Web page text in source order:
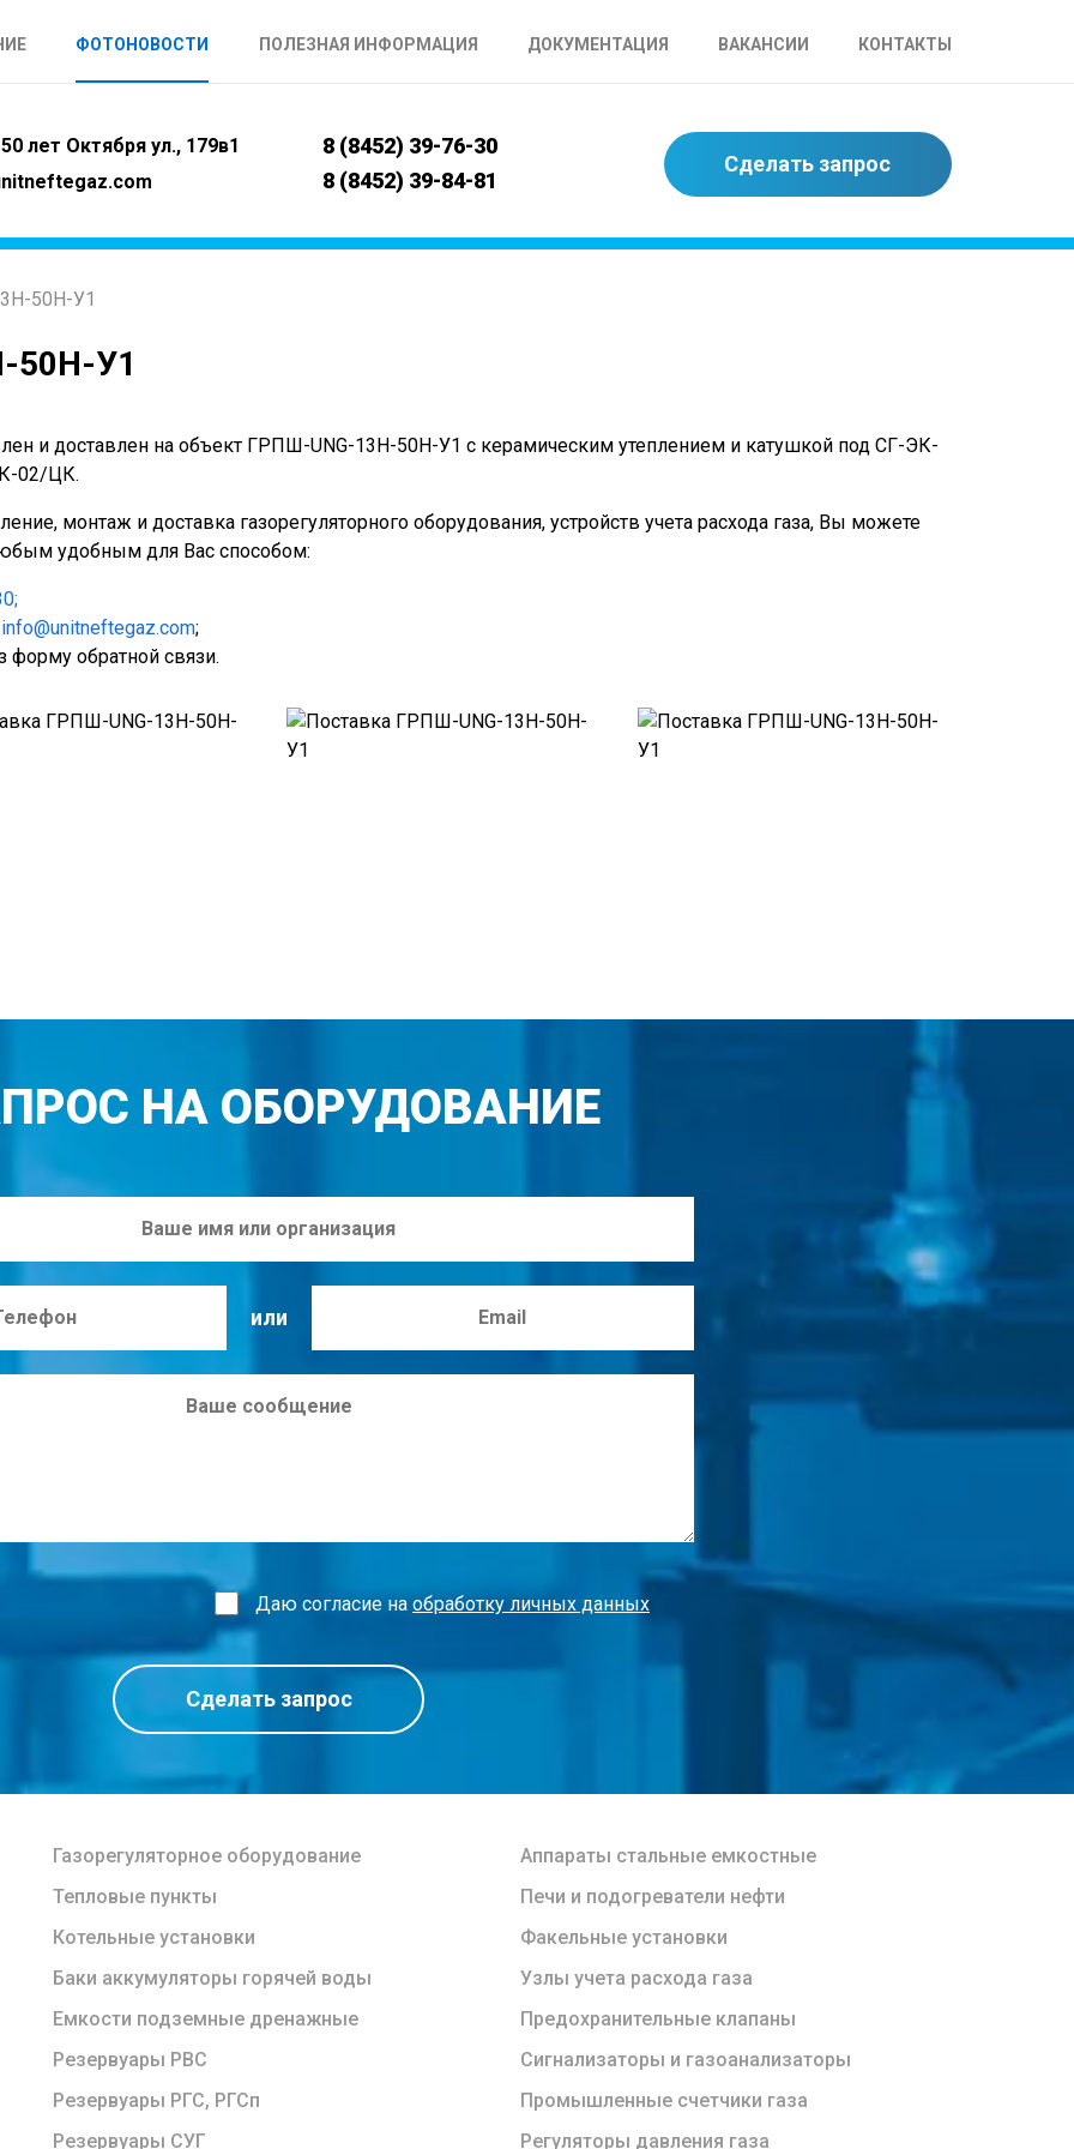
ФОТОНОВОСТИ ПОЛЕЗНАЯ ИНФОРМАЦИЯ ДОКУМЕНТАЦИЯ ВАКАНСИИ КОНТАКТЫ
50 лет Октября ул., 179в1
8 (8452) 39-76-30
8 (8452) 39-84-81
Сделать запрос
50Н-У1
50Н-У1
и доставлен на объект ГРПШ-UNG-13Н-50Н-У1 с керамическим утеплением и катушкой под СГ-ЭК-
02/ЦК.
монтаж и доставка газорегуляторного оборудования, устройств учета расхода газа, Вы можете
удобным для Вас способом:
info@unitneftegaz.com;
форму обратной связи.
НА ОБОРУДОВАНИЕ
или
Даю согласие на обработку личных данных
Сделать запрос
Газорегуляторное оборудование
Тепловые пункты
Котельные установки
Баки аккумуляторы горячей воды
Емкости подземные дренажные
Резервуары РВС
Резервуары РГС, РГСп
Резервуары СУГ
Аппараты стальные емкостные
Печи и подогреватели нефти
Факельные установки
Узлы учета расхода газа
Предохранительные клапаны
Сигнализаторы и газоанализаторы
Промышленные счетчики газа
Регуляторы давления газа